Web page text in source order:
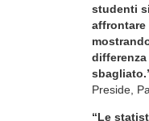
studenti
affrontare
Preside,
“Le